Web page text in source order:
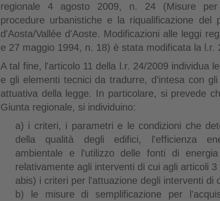
regionale 4 agosto 2009, n. 24 (Misure per
procedure urbanistiche e la riqualificazione del
d'Aosta/Vallée d'Aoste. Modificazioni alle leggi
e 27 maggio 1994, n. 18) è stata modificata la l.r.
A tal fine, l'articolo 11 della l.r. 24/2009 individua
e gli elementi tecnici da tradurre, d'intesa con
attuativa della legge. In particolare, si prevede
Giunta regionale, si individuino:
a) i criteri, i parametri e le condizioni che
della qualità degli edifici, l'efficienza
ambientale e l'utilizzo delle fonti di
relativamente agli interventi di cui agli articoli 3
abis) i criteri per l'attuazione degli interventi di
b) le misure di semplificazione per